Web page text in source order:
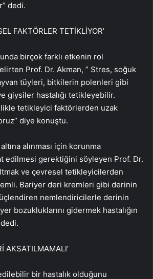
dedi.
FAKTÖRLER TETİKLİYOR’
birçok farklı etkenin rol
Prof. Dr. Akman, ” Stres, soğuk
tüyleri, bitkilerin polenleri gibi
giysiler hastalığı tetikleyebilir.
tetikleyici faktörlerden uzak
diye konuştu.
alınması için korunma
edilmesi gerektiğini söyleyen Prof. Dr.
ve çevresel tetikleyicilerden
Bariyer deri kremleri gibi derinin
nemlendiricilerle derinin
bozukluklarını gidermek hastalığın
AKSATILMAMALI’
bir hastalık olduğunu